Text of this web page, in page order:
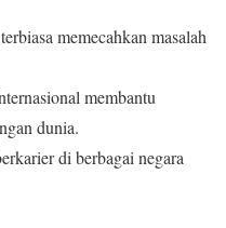
memecahkan masalah
membantu
dunia.
di berbagai negara